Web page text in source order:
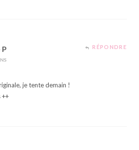
RÉPONDRE
je tente demain !
++